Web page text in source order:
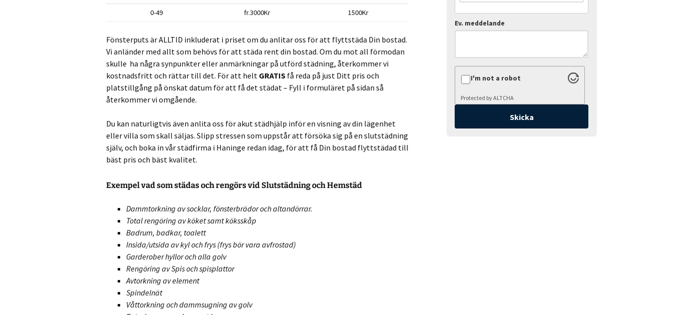
0-49
fr.3000Kr 1500Kr
Fönsterputs är ALLTID inkluderat i priset om du anlitar oss för att flyttstäda Din bostad.
Vi anländer med allt som behövs för att städa rent din bostad. Om du mot all förmodan
skulle ha några synpunkter eller anmärkningar på utförd städning, återkommer vi
kostnadsfritt och rättar till det. För att helt GRATIS få reda på just Ditt pris och
platstillgång på önskat datum för att få det städat – Fyll i formuläret på sidan så
återkommer vi omgående.
Du kan naturligtvis även anlita oss för akut städhjälp inför en visning av din lägenhet
eller villa som skall säljas. Slipp stressen som uppstår att försöka sig på en slutstädning
själv, och boka in vår städfirma i Haninge redan idag, för att få Din bostad flyttstädad till
bäst pris och bäst kvalitet.
Exempel vad som städas och rengörs vid Slutstädning och Hemstäd
Dammtorkning av socklar, fönsterbrädor och altandörrar.
Total rengöring av köket samt köksskåp
Badrum, badkar, toalett
Insida/utsida av kyl och frys (frys bör vara avfrostad)
Garderober hyllor och alla golv
Rengöring av Spis och spisplattor
Avtorkning av element
Spindelnät
Våttorkning och dammsugning av golv
Ev. meddelande
I'm not a robot
Protected byALTCHA